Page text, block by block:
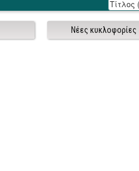
Νέες κυκλοφορίες